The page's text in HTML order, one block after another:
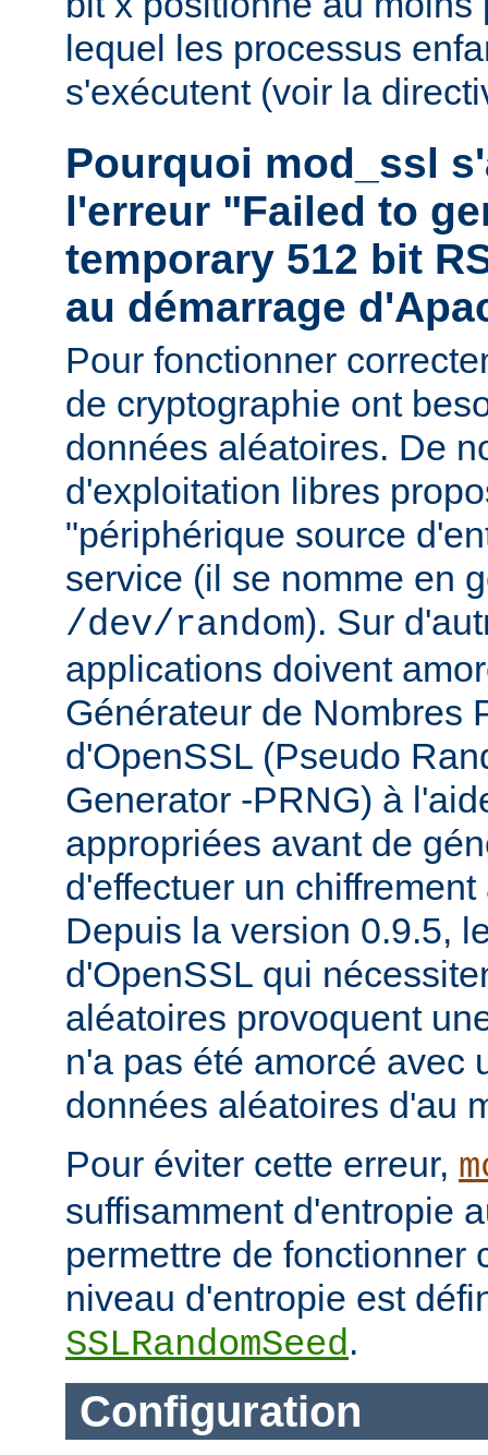
lequel les processus
s'exécutent (voir la
Pourquoi mod_ssl
l'erreur "Failed to
temporary 512 bit
au démarrage
Pour fonctionner
de cryptographie ont
données aléatoires. De
d'exploitation libres
"périphérique source
service (il se nomme en
/dev/random). Sur
applications doivent
Générateur de Nombres
d'OpenSSL (Pseudo
Generator -PRNG) à
appropriées avant de
d'effectuer un
Depuis la version 0.9.5,
d'OpenSSL qui
aléatoires provoquent
n'a pas été amorcé avec
données aléatoires d'au
Pour éviter cette erreur,
suffisamment d'entropie
permettre de fonctionner
niveau d'entropie est
SSLRandomSeed.
Configuration